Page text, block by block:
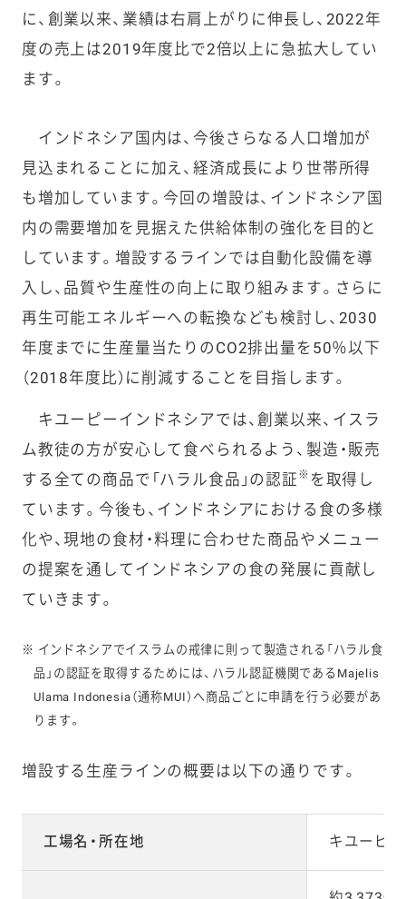
に、創業以来、業績は右肩上がりに伸長し、2022年
度の売上は2019年度比で2倍以上に急拡大してい
ます。
インドネシア国内は、今後さらなる人口増加が
見込まれることに加え、経済成長により世帯所得
も増加しています。今回の増設は、インドネシア国
内の需要増加を見据えた供給体制の強化を目的と
しています。増設するラインでは自動化設備を導
入し、品質や生産性の向上に取り組みます。さらに
再生可能エネルギーへの転換なども検討し、2030
年度までに生産量当たりのCO2排出量を50％以下
（2018年度比）に削減することを目指します。
キユーピーインドネシアでは、創業以来、イスラ
ム教徒の方が安心して食べられるよう、製造・販売
する全ての商品で「ハラル食品」の認証 ※ を取得し
ています。今後も、インドネシアにおける食の多様
化や、現地の食材・料理に合わせた商品やメニュー
の提案を通してインドネシアの食の発展に貢献し
ていきます。
※ インドネシアでイスラムの戒律に則って製造される「ハラル食
品」の認証を取得するためには、ハラル認証機関であるMajelis
Ulama Indonesia（通称MUI）へ商品ごとに申請を行う必要があ
ります。
増設する生産ラインの概要は以下の通りです。
工場名・所在地 キユーピ